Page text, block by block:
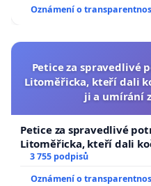
Oznámení o
Petice za spravedlivé
Litoměřicka, kteří dali
ji a umírání
Petice za spravedlivé
Litoměřicka, kteří dali
a umírání zvířete natočili.
3 755 podpisů
Oznámení o